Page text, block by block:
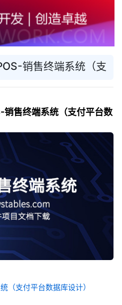
销售终端系统（支
销售终端系统（支付平台数
（支付平台数据库设计）